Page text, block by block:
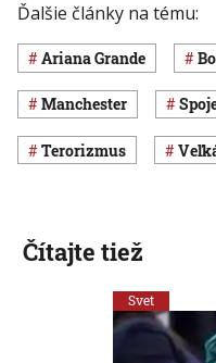
Ďalšie články na tému:
Ariana Grande
Manchester
terorizmus
Čítajte tiež
Svet